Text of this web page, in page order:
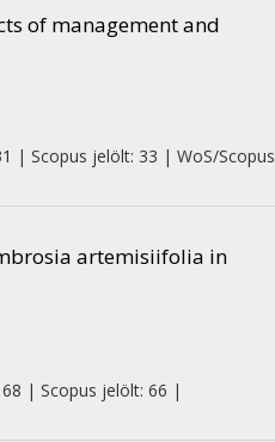
of management and
| Scopus jelölt: 33 | WoS/Scopus
artemisiifolia in
| Scopus jelölt: 66 |